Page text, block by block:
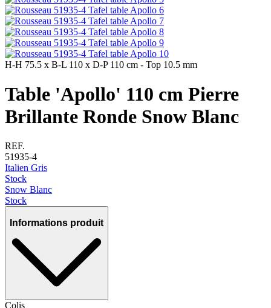
H-H 75.5 x B-L 110 x D-P110 cm - Top 10.5 mm
Table 'Apollo' 110 cm Pierre
Brillante Ronde Snow Blanc
REF.
51935-4
Italien Gris
Stock
Snow Blanc
Stock
Informations produit
Colis